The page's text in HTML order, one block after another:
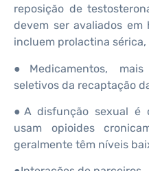
reposição de
devem ser avaliados
incluem prolactina sérica,
●Medicamentos,
seletivos da recaptação
●A disfunção sexual é
usam opioides
geralmente têm níveis